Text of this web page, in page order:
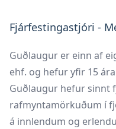
Fjárfestingastjóri -
Guðlaugur er einn af
ehf. og hefur yfir 15
Guðlaugur hefur sinnt
rafmyntamörkuðum í
á innlendum og